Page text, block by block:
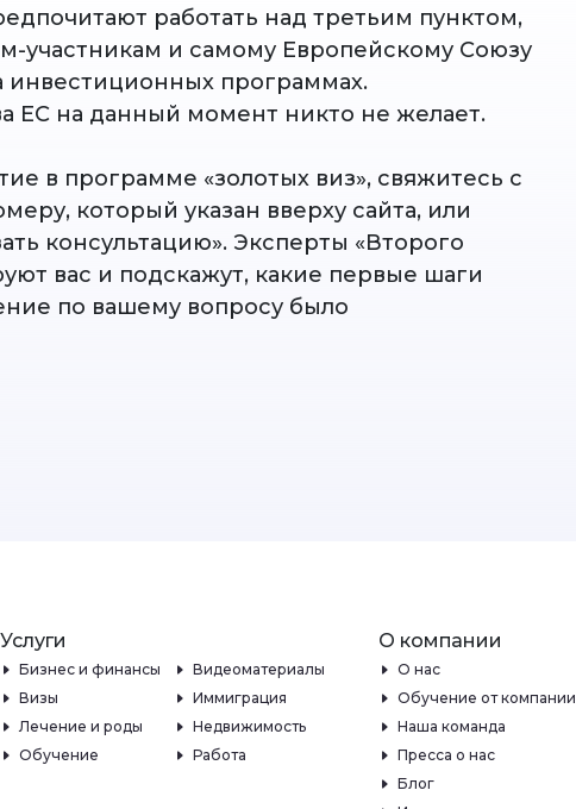
работать над третьим пунктом,
участникам и самому Европейскому Союзу
инвестиционных программах.
ЕС на данный момент никто не желает.
в программе «золотых виз», свяжитесь с
который указан вверху сайта, или
консультацию». Эксперты «Второго
вас и подскажут, какие первые шаги
по вашему вопросу было
Услуги
Бизнес и финансы
Видеоматериалы
Визы
Иммиграция
Лечение и роды
Недвижимость
Обучение
Работа
О компании
О нас
Обучение от компании
Наша команда
Пресса о нас
Блог